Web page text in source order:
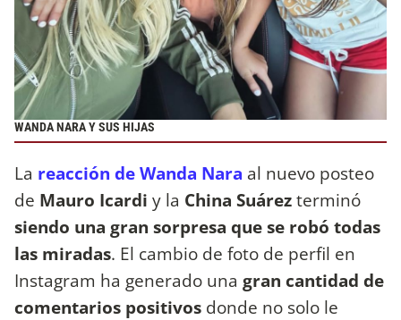
WANDA NARA Y SUS HIJAS
La reacción de Wanda Nara al nuevo posteo
de Mauro Icardi y la China Suárezterminó
siendo una gran sorpresa que se robó todas
las miradas. El cambio de foto de perfil en
Instagram ha generado una gran cantidad de
comentarios positivos donde no solo le